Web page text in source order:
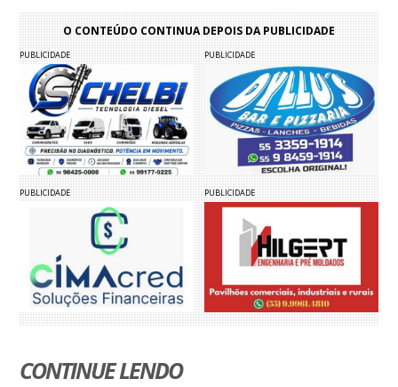
O CONTEÚDO CONTINUA DEPOIS DA PUBLICIDADE
PUBLICIDADE PUBLICIDADE
PUBLICIDADE PUBLICIDADE
CONTINUE LENDO